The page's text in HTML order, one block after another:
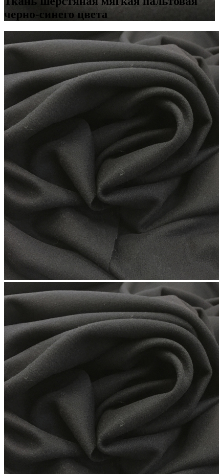
черно-синего цвета